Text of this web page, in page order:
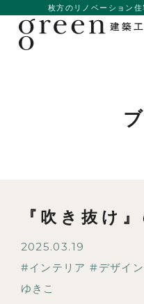
枚方のリノベーション
『吹き抜け
2025.03.19
インテリア
デザイン
ゆきこ